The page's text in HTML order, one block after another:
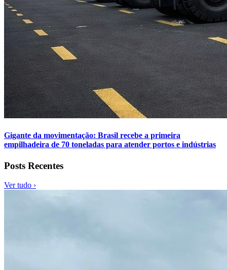
Gigante da movimentação: Brasil recebe a primeira
empilhadeira de 70 toneladas para atender portos e indústrias
Posts Recentes
Ver tudo ›